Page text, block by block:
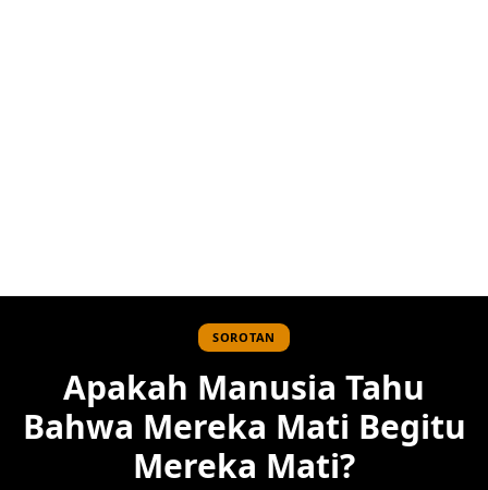
SOROTAN
Apakah Manusia Tahu
Bahwa Mereka Mati Begitu
Mereka Mati?